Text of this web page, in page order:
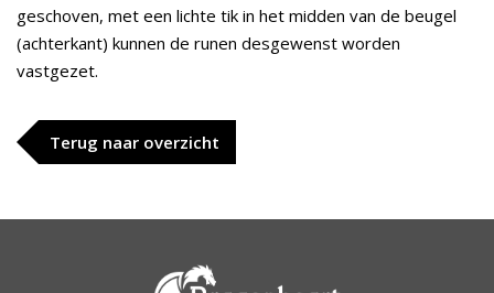
geschoven, met een lichte tik in het midden van de beugel
(achterkant) kunnen de runen desgewenst worden
vastgezet.
Terug naar overzicht